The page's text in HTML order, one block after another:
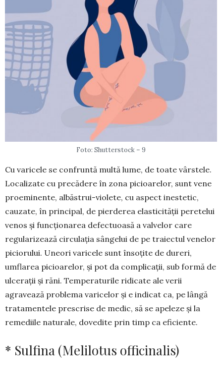
Foto: Shutterstock – 9
Cu varicele se confruntă multă lume, de toate vârstele.
Localizate cu precădere în zona picioarelor, sunt vene
proe­minente, albăstrui-violete, cu aspect inestetic,
cau­zate, în principal, de pierderea elasticităţii pere­telui
venos şi funcționarea defectuoasă a valvelor care
regularizează circulația sângelui de pe tra­iectul venelor
piciorului. Uneori varicele sunt însoţite de dureri,
umflarea picioarelor, şi pot da com­plicaţii, sub formă de
ulceraţii și răni. Tempe­raturile ridi­cate ale verii
agravează problema varicelor și e indicat ca, pe lângă
tratamentele pre­scrise de me­dic, să se apeleze și la
remediile natu­rale, dovedite prin timp ca eficiente.
* Sulfina (Melilotus officinalis)